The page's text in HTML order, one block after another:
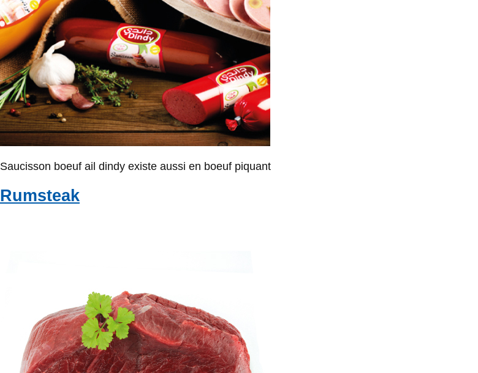
Saucisson boeuf ail dindy existe aussi en boeuf piquant
Rumsteak